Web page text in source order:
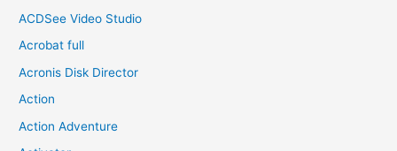
ACDSee Video Studio
Acrobat full
Acronis Disk Director
Action
Action Adventure